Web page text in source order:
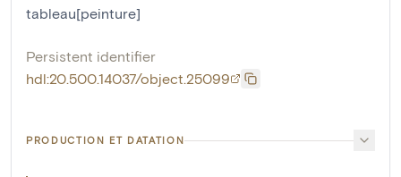
tableau[peinture]
Persistent identifier
hdl:20.500.14037/object.25099
PRODUCTION ET DATATION